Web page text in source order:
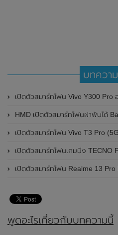
บทควา
เปิดตัวสมาร์ทโฟน Vivo Y300 Pro อย่างเป็นทางการแล้วในประเทศจีน มาพร้อมดีไซน์พรีเ
HMD เปิดตัวสมาร์ทโฟนฝาพับได้ Barbie Phone
เปิดตัวสมาร์ทโฟน Vivo T3 Pro (5G) อ
เปิดตัวสมาร์ทโฟนเกมมิ่ง TECNO POVA 6 Neo อย่าง
เปิดตัวสมาร์ทโฟน Realme 13 Pro Extreme
พูดอะไรเกี่ยวกับบทความนี้